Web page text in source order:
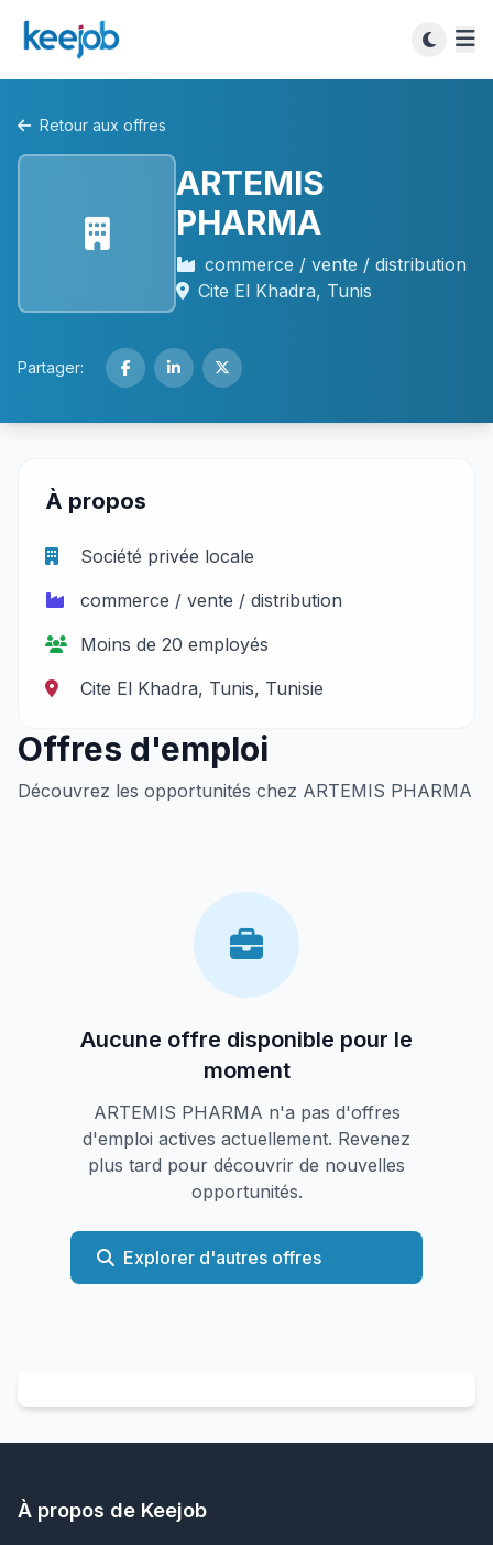
Retour aux offres
ARTEMIS
PHARMA
commerce / vente / distribution
Cite El Khadra, Tunis
Partager:
À propos
Société privée locale
commerce / vente / distribution
Moins de 20 employés
Cite El Khadra, Tunis, Tunisie
Offres d'emploi
Découvrez les opportunités chez ARTEMIS PHARMA
Aucune offre disponible pour le
moment
ARTEMIS PHARMA n'a pas d'offres
d'emploi actives actuellement. Revenez
plus tard pour découvrir de nouvelles
opportunités.
Explorer d'autres offres
À propos de Keejob